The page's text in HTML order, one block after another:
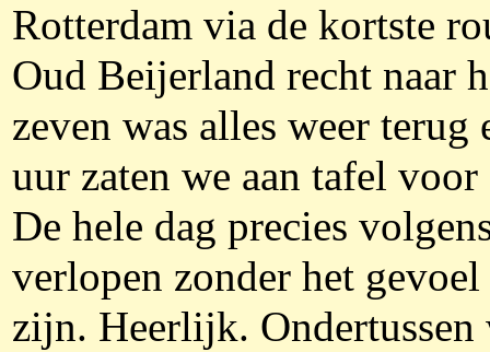
Rotterdam via de kortste
Oud Beijerland recht naar
zeven was alles weer terug
uur zaten we aan tafel
De hele dag precies
verlopen zonder het gevoel
zijn. Heerlijk. Ondertussen